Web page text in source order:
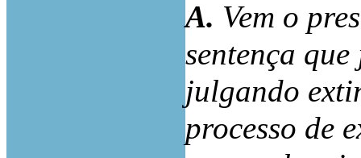
A. Vem o
sentença
julgando
processo de